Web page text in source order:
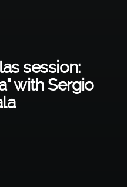
session:
with Sergio